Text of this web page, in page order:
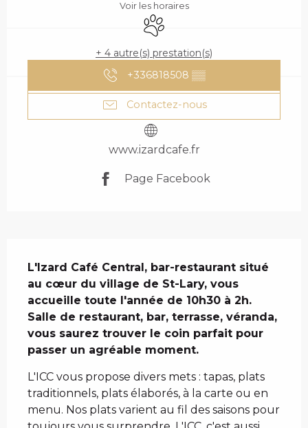
Voir les horaires
Animaux acceptés
+ 4 autre(s) prestation(s)
+336818508 ▒▒
Contactez-nous
www.izardcafe.fr
Page Facebook
L'Izard Café Central, bar-restaurant situé
au cœur du village de St-Lary, vous
accueille toute l'année de 10h30 à 2h.
Salle de restaurant, bar, terrasse, véranda,
vous saurez trouver le coin parfait pour
passer un agréable moment.
L'ICC vous propose divers mets : tapas, plats
traditionnels, plats élaborés, à la carte ou en
menu. Nos plats varient au fil des saisons pour